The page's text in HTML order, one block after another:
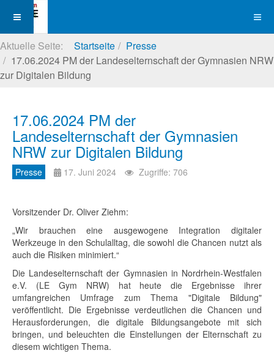
Aktuelle Seite: Startseite
Presse
17.06.2024 PM der Landeselternschaft der Gymnasien NRW
zur Digitalen Bildung
17.06.2024 PM der
Landeselternschaft der Gymnasien
NRW zur Digitalen Bildung
Presse 17. Juni 2024 Zugriffe: 706
Vorsitzender Dr. Oliver Ziehm:
„Wir brauchen eine ausgewogene Integration digitaler
Werkzeuge in den Schulalltag, die sowohl die Chancen nutzt als
auch die Risiken minimiert.“
Die Landeselternschaft der Gymnasien in Nordrhein-Westfalen
e.V. (LE Gym NRW) hat heute die Ergebnisse ihrer
umfangreichen Umfrage zum Thema "Digitale Bildung"
veröffentlicht. Die Ergebnisse verdeutlichen die Chancen und
Herausforderungen, die digitale Bildungsangebote mit sich
bringen, und beleuchten die Einstellungen der Elternschaft zu
diesem wichtigen Thema.